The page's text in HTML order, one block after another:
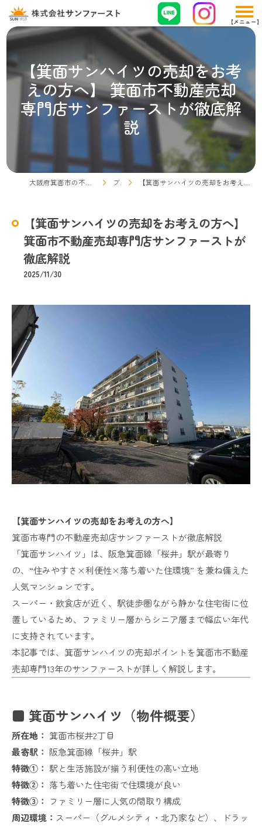
【箕面サンハイツの売却をお考
えの方へ】 箕面市不動産売却
専門店サンファーストが徹底解
説
ブログ 【箕面サンハイツの売却をお考えの方へ】 箕面市不動産売却専門店サンファーストが徹底解説
【箕面サンハイツの売却をお考えの方へ】
箕面市不動産売却専門店サンファーストが
徹底解説
2025/11/30
【箕面サンハイツの売却をお考えの方へ】
箕面市専門の不動産売却店サンファーストが徹底解説
「箕面サンハイツ」は、阪急箕面線「桜井」駅が最寄り
の、“住みやすさ×利便性×落ち着いた住環境” を兼ね備えた
人気マンションです。
スーパー・飲食店が近く、駅徒歩圏ながら静かな住宅街に位
置しているため、ファミリー層からシニア層まで幅広い年代
に支持されています。
本記事では、箕面サンハイツの売却ポイントを箕面市不動産
売却専門13年のサンファーストが詳しく解説します。
■ 箕面サンハイツ（物件概要）
所在地： 箕面市桜井2丁目
最寄駅： 阪急箕面線「桜井」駅
特徴①： 駅と生活施設が揃う利便性の高い立地
特徴②： 落ち着いた住宅街で住環境が良い
特徴③：
ファミリー層に人気の間取り構成
周辺環境： スーパー（グルメシティ・北乃家など）、ドラッ